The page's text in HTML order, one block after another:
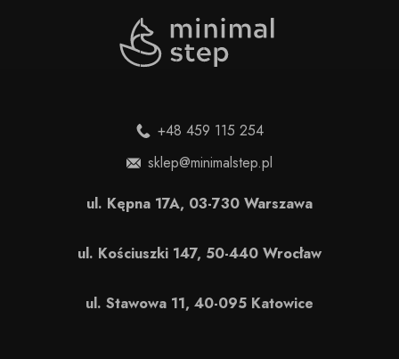
+48 459 115 254
sklep@minimalstep.pl
ul. Kępna 17A, 03-730 Warszawa
ul. Kościuszki 147, 50-440 Wrocław
ul. Stawowa 11, 40-095 Katowice